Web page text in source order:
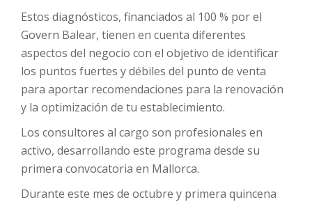
Estos diagnósticos, financiados al 100 % por el
Govern Balear, tienen en cuenta diferentes
aspectos del negocio con el objetivo de identificar
los puntos fuertes y débiles del punto de venta
para aportar recomendaciones para la renovación
y la optimización de tu establecimiento.
Los consultores al cargo son profesionales en
activo, desarrollando este programa desde su
primera convocatoria en Mallorca.
Durante este mes de octubre y primera quincena